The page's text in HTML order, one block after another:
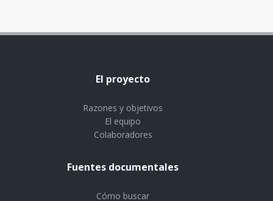
El proyecto
Razones y objetivos
El equipo
Colaboradores
Fuentes documentales
Cómo buscar